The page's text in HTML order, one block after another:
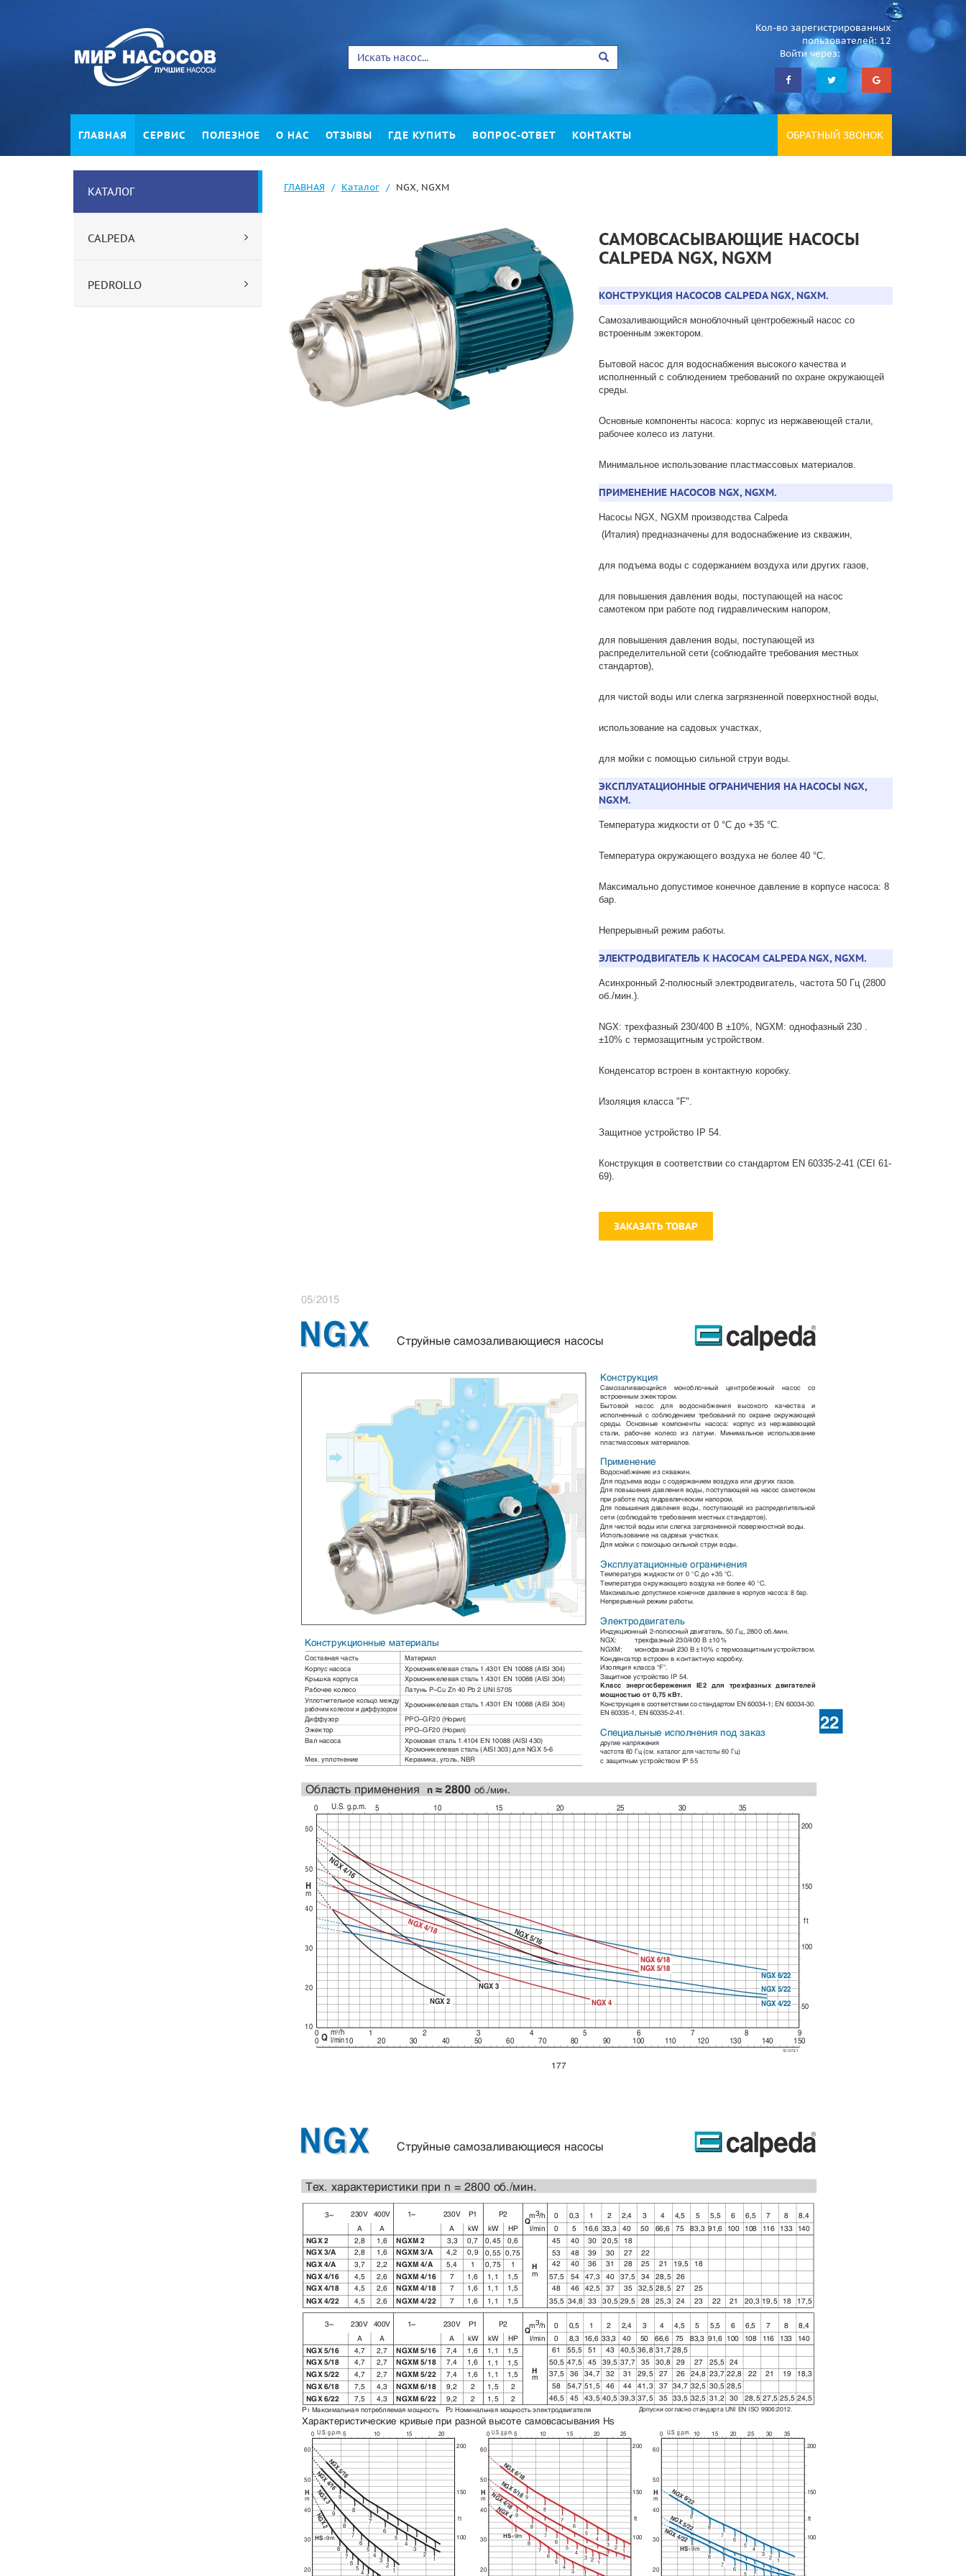
Кол-во зарегистрированных
пользователей: 12
Войти через:
ГЛАВНАЯ СЕРВИС ПОЛЕЗНОЕ О НАС ОТЗЫВЫ ГДЕ КУПИТЬ ВОПРОС-ОТВЕТ КОНТАКТЫ ОБРАТНЫЙ ЗВОНОК
КАТАЛОГ
CALPEDA
PEDROLLO
ГЛАВНАЯ Каталог NGX, NGXM
САМОВСАСЫВАЮЩИЕ НАСОСЫ
CALPEDA NGX, NGXM
КОНСТРУКЦИЯ НАСОСОВ CALPEDA NGX, NGXM.
Самозаливающийся моноблочный центробежный насос со
встроенным эжектором.
Бытовой насос для водоснабжения высокого качества и
исполненный с соблюдением требований по охране окружающей
среды.
Основные компоненты насоса: корпус из нержавеющей стали,
рабочее колесо из латуни.
Минимальное использование пластмассовых материалов.
ПРИМЕНЕНИЕ НАСОСОВ NGX, NGXM.
Насосы NGX, NGXM производства Calpeda
(Италия) предназначены для водоснабжение из скважин,
для подъема воды с содержанием воздуха или других газов,
для повышения давления воды, поступающей на насос
самотеком при работе под гидравлическим напором,
для повышения давления воды, поступающей из
распределительной сети (соблюдайте требования местных
стандартов),
для чистой воды или слегка загрязненной поверхностной воды,
использование на садовых участках,
для мойки с помощью сильной струи воды.
ЭКСПЛУАТАЦИОННЫЕ ОГРАНИЧЕНИЯ НА НАСОСЫ NGX,
NGXM.
Температура жидкости от 0 °C до +35 °C.
Температура окружающего воздуха не более 40 °C.
Максимально допустимое конечное давление в корпусе насоса: 8
бар.
Непрерывный режим работы.
ЭЛЕКТРОДВИГАТЕЛЬ К НАСОСАМ CALPEDA NGX, NGXM.
Асинхронный 2-полюсный электродвигатель, частота 50 Гц (2800
об./мин.).
NGX: трехфазный 230/400 В ±10%, NGXM: однофазный 230 .
±10% с термозащитным устройством.
Конденсатор встроен в контактную коробку.
Изоляция класса "F".
Защитное устройство IP 54.
Конструкция в соответствии со стандартом EN 60335-2-41 (CEI 61-
69).
ЗАКАЗАТЬ ТОВАР